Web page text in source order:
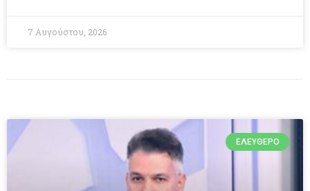
7 Αυγούστου, 2026
ΕΛΕΎΘΕΡΟ